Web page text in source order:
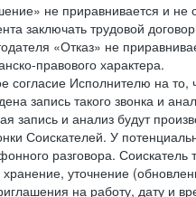
не приравнивается и
заключать трудовой
«Отказ» не
правового характера.
согласие Исполнителю на
запись такого звонка и
запись и анализ будут
Соискателей. У
разговора.
уточнение
на работу, дату и